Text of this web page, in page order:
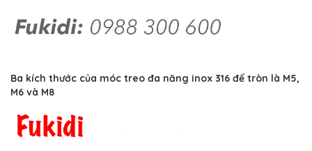
Ba kích thước của móc treo đa năng inox 316 đế tròn là M5,
M6 và M8